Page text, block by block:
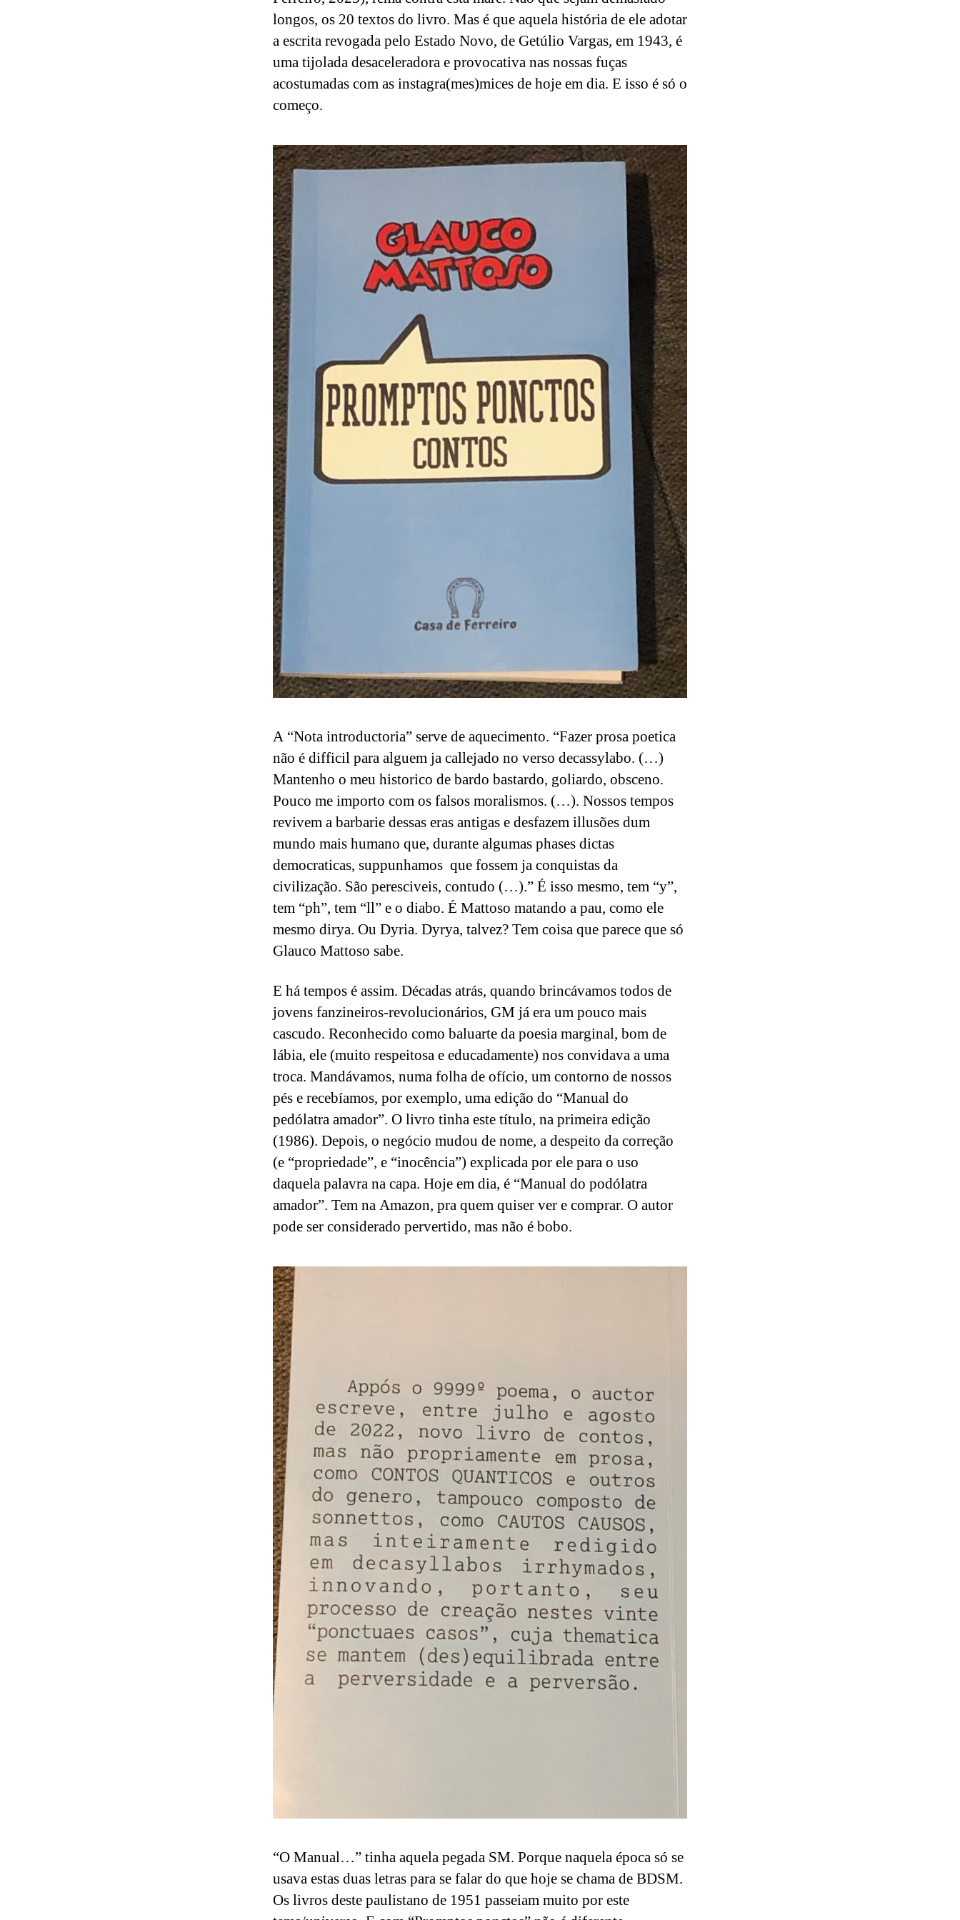
longos, os 20 textos do livro. Mas é que aquela história de ele adotar
a escrita revogada pelo Estado Novo, de Getúlio Vargas, em 1943, é
uma tijolada desaceleradora e provocativa nas nossas fuças
acostumadas com as instagra(mes)mices de hoje em dia. E isso é só o
começo.
A “Nota introductoria” serve de aquecimento. “Fazer prosa poetica
não é difficil para alguem ja callejado no verso decassylabo. (…)
Mantenho o meu historico de bardo bastardo, goliardo, obsceno.
Pouco me importo com os falsos moralismos. (…). Nossos tempos
revivem a barbarie dessas eras antigas e desfazem illusões dum
mundo mais humano que, durante algumas phases dictas
democraticas, suppunhamos que fossem ja conquistas da
civilização. São peresciveis, contudo (…).” É isso mesmo, tem “y”,
tem “ph”, tem “ll” e o diabo. É Mattoso matando a pau, como ele
mesmo dirya. Ou Dyria. Dyrya, talvez? Tem coisa que parece que só
Glauco Mattoso sabe.
E há tempos é assim. Décadas atrás, quando brincávamos todos de
jovens fanzineiros-revolucionários, GM já era um pouco mais
cascudo. Reconhecido como baluarte da poesia marginal, bom de
lábia, ele (muito respeitosa e educadamente) nos convidava a uma
troca. Mandávamos, numa folha de ofício, um contorno de nossos
pés e recebíamos, por exemplo, uma edição do “Manual do
pedólatra amador”. O livro tinha este título, na primeira edição
(1986). Depois, o negócio mudou de nome, a despeito da correção
(e “propriedade”, e “inocência”) explicada por ele para o uso
daquela palavra na capa. Hoje em dia, é “Manual do podólatra
amador”. Tem na Amazon, pra quem quiser ver e comprar. O autor
pode ser considerado pervertido, mas não é bobo.
“O Manual…” tinha aquela pegada SM. Porque naquela época só se
usava estas duas letras para se falar do que hoje se chama de BDSM.
Os livros deste paulistano de 1951 passeiam muito por este